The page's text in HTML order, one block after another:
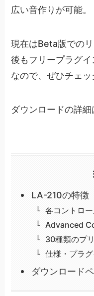
広い音作りが可能。
現在はBeta版での
後もフリープラグ
なので、ぜひチェッ
ダウンロードの詳細
LA-210の特徴
各コントロ
Advanced
30種類のプ
仕様・プラ
ダウンロード